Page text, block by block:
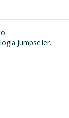
Jumpseller.